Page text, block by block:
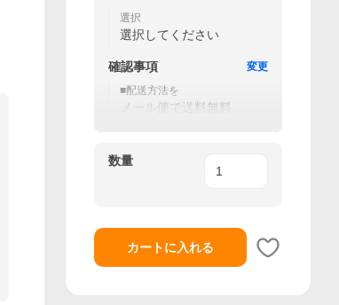
選択
選択してください
確認事項
変更
■配送方法を
メール便で送料無料
数量
カートに入れる